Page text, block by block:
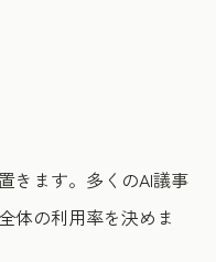
きます。多くのAI議事
体の利用率を決めま